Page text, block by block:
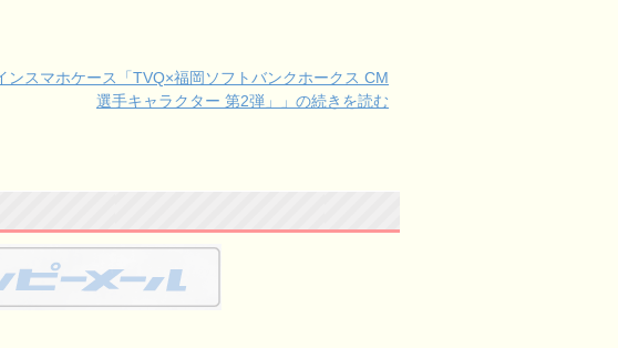
ンスマホケース「TVQ×福岡ソフトバンクホークス CM
選手キャラクター 第2弾」」の続きを読む